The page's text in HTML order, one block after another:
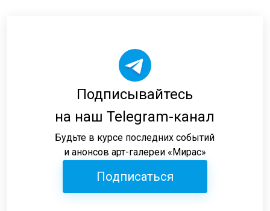
Подписывайтесь
на наш Telegram-канал
Будьте в курсе последних событий
и анонсов арт-галереи «Мирас»
Подписаться